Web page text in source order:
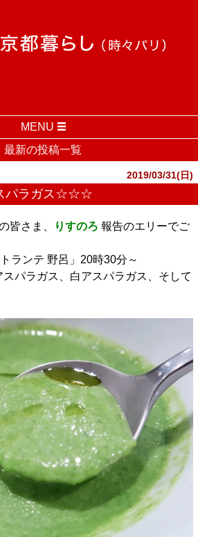
MENU
最新の投稿一覧
2019/03/31(日)
パラガス☆☆☆
皆さま、 りすのろ 報告のエリーでご
ランテ 野呂」20時30分～
パラガス、白アスパラガス、そして